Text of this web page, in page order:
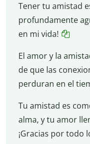
Tener tu amistad
profundamente
en mi vida!
El amor y la
de que las
perduran en el
Tu amistad es
alma, y tu amor
¡Gracias por todo